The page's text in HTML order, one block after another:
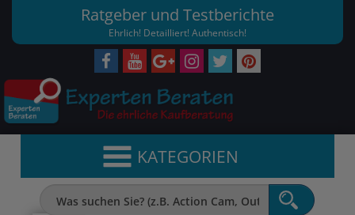
Ratgeber und Testberichte
Ehrlich! Detailliert! Authentisch!
KATEGORIEN